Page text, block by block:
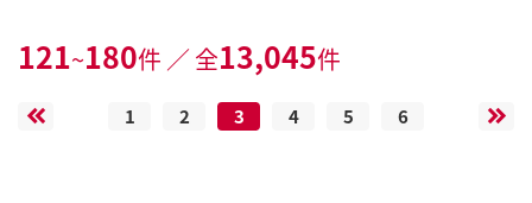
121~180件 ／ 全13,045件
1 2 3 4 5 6